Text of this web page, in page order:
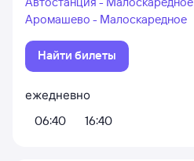
Аромашево - Малоскаредное
Найти билеты
ежедневно
06:40
16:40